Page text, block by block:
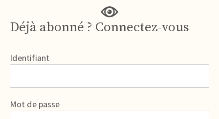
Déjà abonné ? Connectez-vous
Identifiant
Mot de passe